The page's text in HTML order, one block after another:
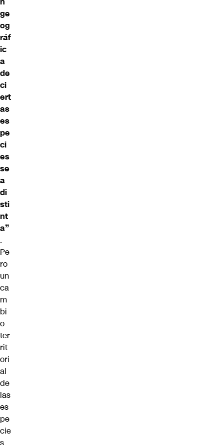
ge
og
ráf
ic
a
de
ci
ert
as
es
pe
ci
es
se
a
di
sti
nt
a”
.
Pe
ro
un
ca
m
bi
o
ter
rit
ori
al
de
las
es
pe
cie
s